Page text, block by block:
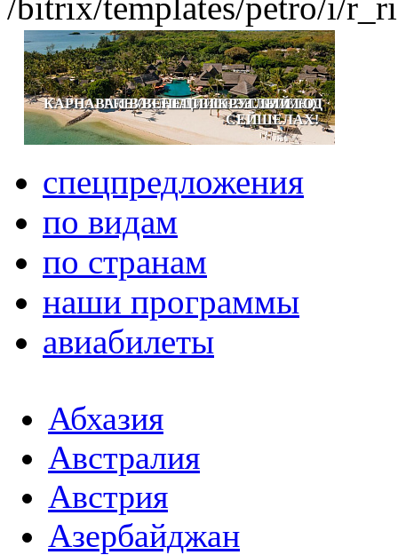
ОКУНИТЕСЬ В СКАЗКУ!
ЗИМНЕЕ ПРОМО!
PREMIUM ALL-INCLUSIVE НА
СЕЙШЕЛАХ!
КАРНАВАЛ В ВЕНЕЦИИ КРУГЛЫЙ ГОД
спецпредложения
по видам
по странам
наши программы
авиабилеты
Абхазия
Австралия
Австрия
Азербайджан